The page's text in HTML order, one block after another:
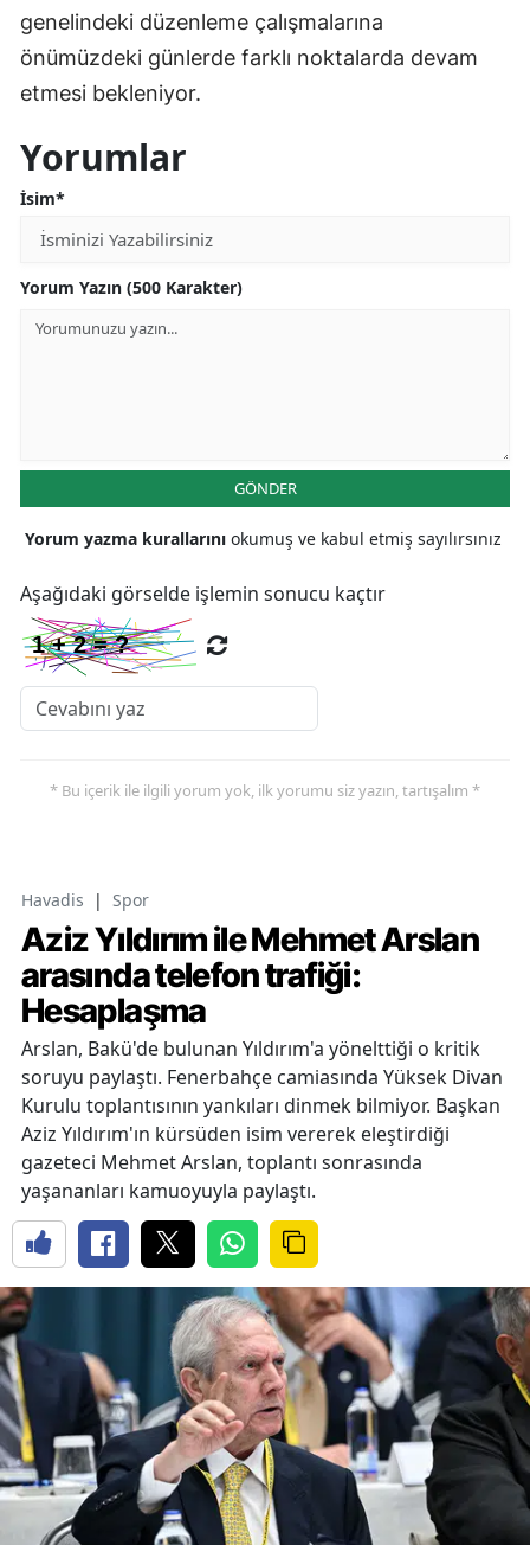
genelindeki düzenleme çalışmalarına
önümüzdeki günlerde farklı noktalarda devam
etmesi bekleniyor.
Yorumlar
İsim*
Yorum Yazın (500 Karakter)
GÖNDER
Yorum yazma kurallarını okumuş ve kabul etmiş sayılırsınız
Aşağıdaki görselde işlemin sonucu kaçtır
* Bu içerik ile ilgili yorum yok, ilk yorumu siz yazın, tartışalım *
Havadis | Spor
Aziz Yıldırım ile Mehmet Arslan
arasında telefon trafiği:
Hesaplaşma
Arslan, Bakü'de bulunan Yıldırım'a yönelttiği o kritik
soruyu paylaştı. Fenerbahçe camiasında Yüksek Divan
Kurulu toplantısının yankıları dinmek bilmiyor. Başkan
Aziz Yıldırım'ın kürsüden isim vererek eleştirdiği
gazeteci Mehmet Arslan, toplantı sonrasında
yaşananları kamuoyuyla paylaştı.